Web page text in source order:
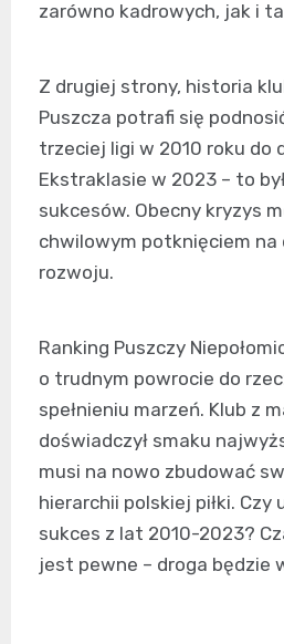
zarówno kadrowych, jak i
Z drugiej strony, historia
Puszcza potrafi się
trzeciej ligi w 2010 roku do
Ekstraklasie w 2023 – to
sukcesów. Obecny kryzys
chwilowym potknięciem na
rozwoju.
Ranking Puszczy
o trudnym powrocie do
spełnieniu marzeń. Klub z
doświadczył smaku
musi na nowo zbudować
hierarchii polskiej piłki.
sukces z lat 2010-2023?
jest pewne – droga będzie